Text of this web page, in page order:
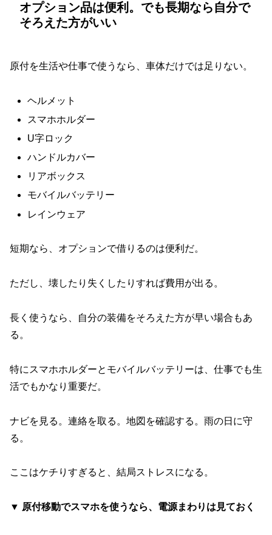
オプション品は便利。でも長期なら自分で
そろえた方がいい
原付を生活や仕事で使うなら、車体だけでは足りない。
ヘルメット
スマホホルダー
U字ロック
ハンドルカバー
リアボックス
モバイルバッテリー
レインウェア
短期なら、オプションで借りるのは便利だ。
ただし、壊したり失くしたりすれば費用が出る。
長く使うなら、自分の装備をそろえた方が早い場合もあ
る。
特にスマホホルダーとモバイルバッテリーは、仕事でも生
活でもかなり重要だ。
ナビを見る。連絡を取る。地図を確認する。雨の日に守
る。
ここはケチりすぎると、結局ストレスになる。
▼ 原付移動でスマホを使うなら、電源まわりは見ておく